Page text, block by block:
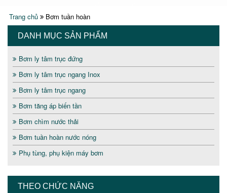
Trang chủ Bơm tuần hoàn
DANH MỤC SẢN PHẨM
Bơm ly tâm trục đứng
Bơm ly tâm trục ngang Inox
Bơm ly tâm trục ngang
Bơm tăng áp biến tần
Bơm chìm nước thải
Bơm tuần hoàn nước nóng
Phụ tùng, phụ kiện máy bơm
THEO CHỨC NĂNG